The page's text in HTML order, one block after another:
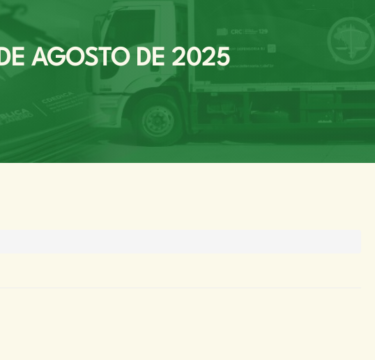
AGOSTO DE 2025